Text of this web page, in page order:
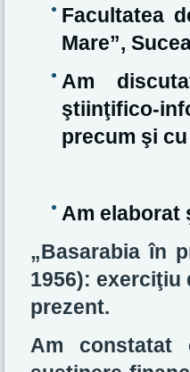
Facultatea
Mare”,
Am
ştiinţifico-
precum şi
Am elaborat
„Basarabia în
1956): exerciţiu
prezent.
Am constatat